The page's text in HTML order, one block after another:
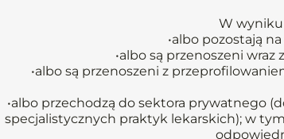
W wyniku
•albo pozostają
•albo są przenoszeni
•albo są przenoszeni z
•albo przechodzą do sektora prywatnego
specjalistycznych praktyk lekarskich); w